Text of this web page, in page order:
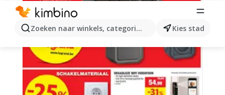
Zoeken naar winkels, categorieën, producten...
Kies stad